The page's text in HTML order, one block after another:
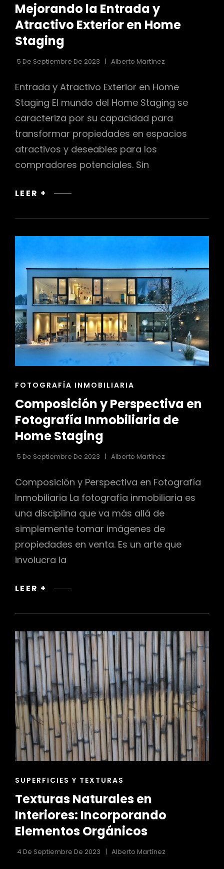
LAS
CATEGORÍAS
Mejorando la Entrada y
Atractivo Exterior en Home
Staging
5 De Septiembre De 2023 Alberto Martínez
Entrada y Atractivo Exterior en Home
Staging El mundo del Home Staging se
caracteriza por su capacidad para
transformar propiedades en espacios
atractivos y deseables para los
compradores potenciales. Sin
LEER +
MEJORANDO
ENTRADA
EXTERIOR
EN
HOME
STAGING
ENLACES
LAS
CATEGORÍAS
FOTOGRAFÍA INMOBILIARIA
Composición y Perspectiva en
Fotografía Inmobiliaria de
Home Staging
5 De Septiembre De 2023 Alberto Martínez
Composición y Perspectiva en Fotografía
Inmobiliaria La fotografía inmobiliaria es
una disciplina que va más allá de
simplemente tomar imágenes de
propiedades en venta. Es un arte que
involucra la
LEER +
COMPOSICIÓN
PERSPECTIVA
FOTOGRAFÍA
INMOBILIARIA
DE
HOME
STAGING
ENLACES
LAS
CATEGORÍAS
SUPERFICIES Y TEXTURAS
Texturas Naturales en
Interiores: Incorporando
Elementos Orgánicos
4 De Septiembre De 2023 Alberto Martínez